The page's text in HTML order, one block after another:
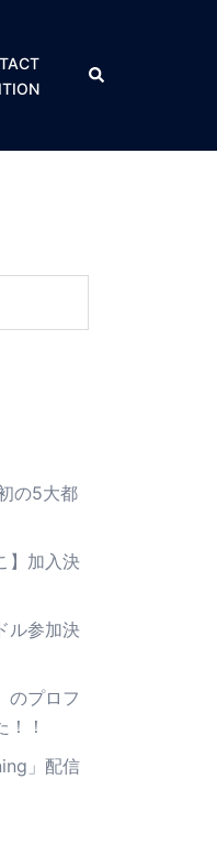
の5大都
】加入決
ル参加決
のプロフ
！
」配信